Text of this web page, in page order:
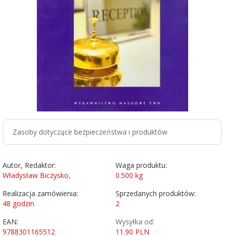
Zasoby dotyczące bezpieczeństwa i produktów
Autor, Redaktor:
Władysław Biczysko,
Waga produktu:
0.500 kg
Realizacja zamówienia:
48 godzin
Sprzedanych produktów:
2
EAN:
9788301165512
Wysyłka od:
11.90 PLN